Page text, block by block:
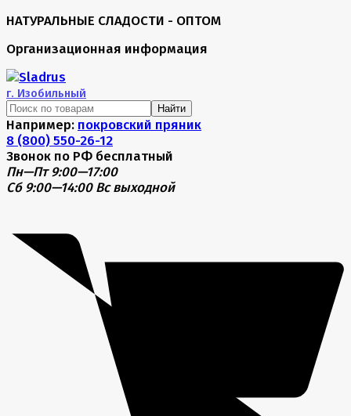
НАТУРАЛЬНЫЕ СЛАДОСТИ - ОПТОМ
Организационная информация
г. Изобильный
Найти
Например: покровский пряник
8 (800) 550-26-12
Звонок по РФ бесплатный
Пн—Пт 9:00—17:00
Сб 9:00—14:00 Вс выходной